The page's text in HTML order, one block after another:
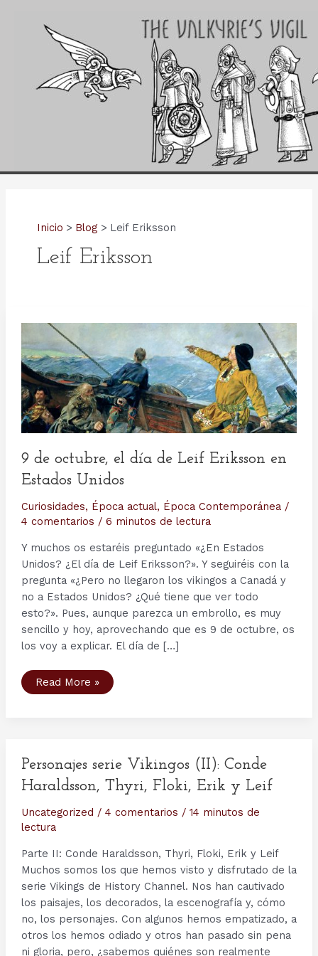
Inicio Blog Leif Eriksson
Leif Eriksson
9 de octubre, el día de Leif Eriksson en
Estados Unidos
Curiosidades, Época actual, Época Contemporánea/
4 comentarios / 6 minutos de lectura
Y muchos os estaréis preguntado «¿En Estados
Unidos? ¿El día de Leif Eriksson?». Y seguiréis con la
pregunta «¿Pero no llegaron los vikingos a Canadá y
no a Estados Unidos? ¿Qué tiene que ver todo
esto?». Pues, aunque parezca un embrollo, es muy
sencillo y hoy, aprovechando que es 9 de octubre, os
los voy a explicar. El día de […]
9
de
en
Estados
Unidos
Read More »
Personajes serie Vikingos (II): Conde
Haraldsson, Thyri, Floki, Erik y Leif
Uncategorized / 4 comentarios / 14 minutos de
lectura
Parte II: Conde Haraldsson, Thyri, Floki, Erik y Leif
Muchos somos los que hemos visto y disfrutado de la
serie Vikings de History Channel. Nos han cautivado
los paisajes, los decorados, la escenografía y, cómo
no, los personajes. Con algunos hemos empatizado, a
otros los hemos odiado y otros han pasado sin pena
ni gloria, pero, ¿sabemos quiénes son realmente